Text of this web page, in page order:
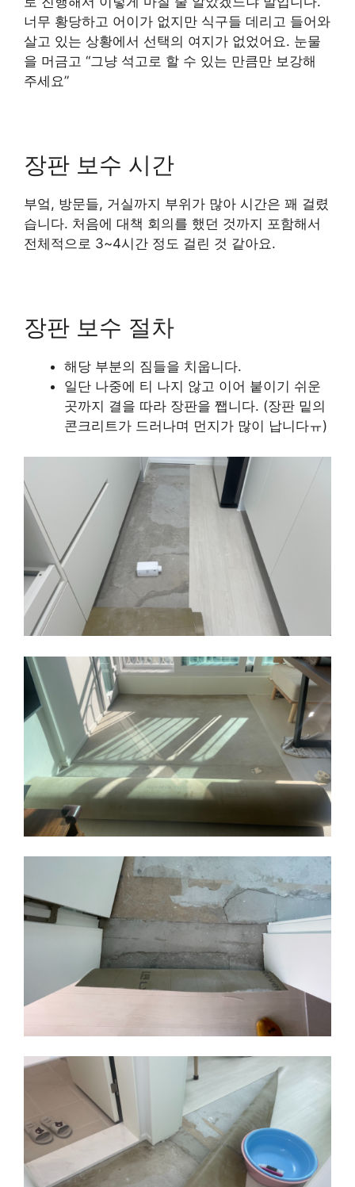
너무 황당하고 어이가 없지만 식구들 데리고 들어와
살고 있는 상황에서 선택의 여지가 없었어요. 눈물
을 머금고 “그냥 석고로 할 수 있는 만큼만 보강해
주세요”
장판 보수 시간
부엌, 방문들, 거실까지 부위가 많아 시간은 꽤 걸렸
습니다. 처음에 대책 회의를 했던 것까지 포함해서
전체적으로 3~4시간 정도 걸린 것 같아요.
장판 보수 절차
해당 부분의 짐들을 치웁니다.
일단 나중에 티 나지 않고 이어 붙이기 쉬운
곳까지 결을 따라 장판을 쨉니다. (장판 밑의
콘크리트가 드러나며 먼지가 많이 납니다ㅠ)